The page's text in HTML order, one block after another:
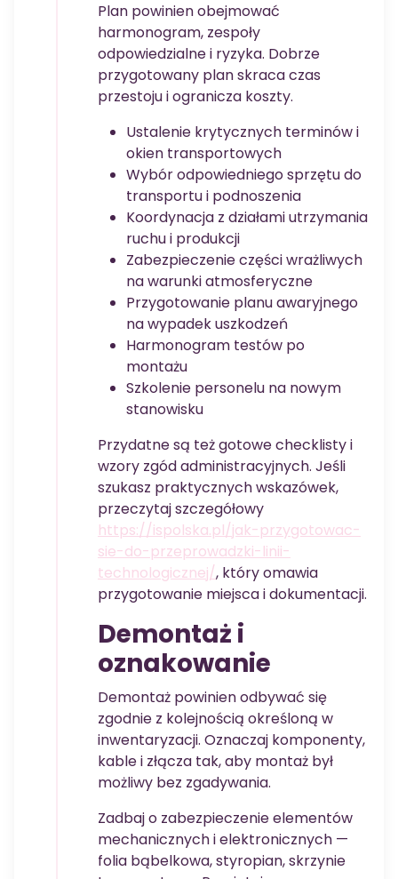
Plan powinien obejmować
harmonogram, zespoły
odpowiedzialne i ryzyka. Dobrze
przygotowany plan skraca czas
przestoju i ogranicza koszty.
Ustalenie krytycznych terminów i
okien transportowych
Wybór odpowiedniego sprzętu do
transportu i podnoszenia
Koordynacja z działami utrzymania
ruchu i produkcji
Zabezpieczenie części wrażliwych
na warunki atmosferyczne
Przygotowanie planu awaryjnego
na wypadek uszkodzeń
Harmonogram testów po
montażu
Szkolenie personelu na nowym
stanowisku
Przydatne są też gotowe checklisty i
wzory zgód administracyjnych. Jeśli
szukasz praktycznych wskazówek,
przeczytaj szczegółowy
https://ispolska.pl/jak-przygotowac-
sie-do-przeprowadzki-linii-
technologicznej/, który omawia
przygotowanie miejsca i dokumentacji.
Demontaż i
oznakowanie
Demontaż powinien odbywać się
zgodnie z kolejnością określoną w
inwentaryzacji. Oznaczaj komponenty,
kable i złącza tak, aby montaż był
możliwy bez zgadywania.
Zadbaj o zabezpieczenie elementów
mechanicznych i elektronicznych —
folia bąbelkowa, styropian, skrzynie